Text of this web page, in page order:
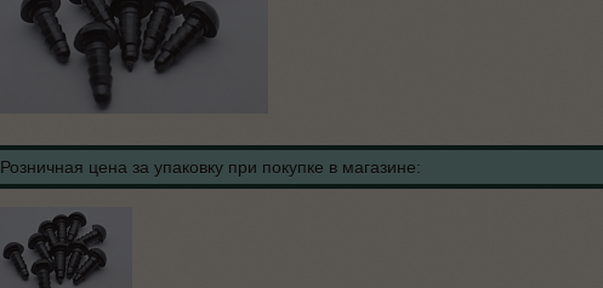
Розничная цена за упаковку при покупке в магазине: